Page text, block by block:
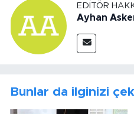
EDITÖR
Ayhan
Bunlar da ilginizi